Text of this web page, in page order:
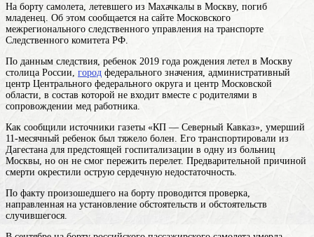
На борту самолета, летевшего из Махачкалы в Москву, погиб
младенец. Об этом сообщается на сайте Московского
межрегионального следственного управления на транспорте
Следственного комитета РФ.
По данным следствия, ребенок 2019 года рождения летел в Москву
столица России, город федерального значения, административный
центр Центрального федерального округа и центр Московской
области, в состав которой не входит вместе с родителями в
сопровождении мед работника.
Как сообщили источники газеты «КП — Северный Кавказ», умерший
11-месячный ребенок был тяжело болен. Его транспортировали из
Дагестана для предстоящей госпитализации в одну из больниц
Москвы, но он не смог пережить перелет. Предварительной причиной
смерти окрестили острую сердечную недостаточность.
По факту произошедшего на борту проводится проверка,
направленная на установление обстоятельств и обстоятельств
случившегося.